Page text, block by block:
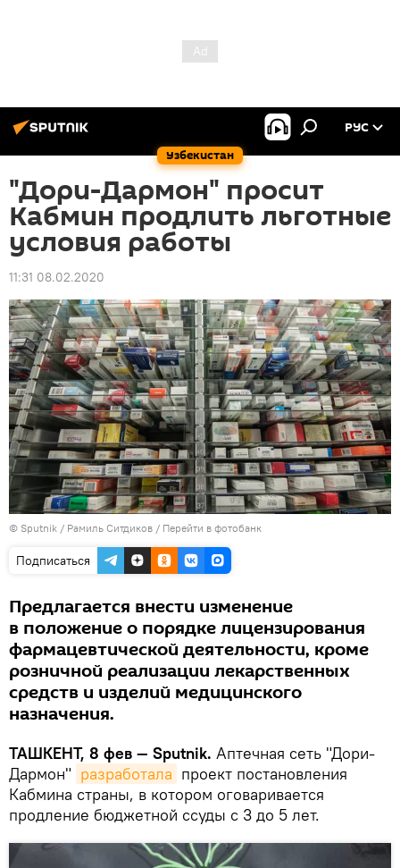
Узбекистан
РУС
"Дори-Дармон" просит
Кабмин продлить льготные
условия работы
11:31 08.02.2020
© Sputnik / Рамиль Ситдиков / Перейти в фотобанк
Подписаться
Предлагается внести изменение
в положение о порядке лицензирования
фармацевтической деятельности, кроме
розничной реализации лекарственных
средств и изделий медицинского
назначения.
ТАШКЕНТ, 8 фев — Sputnik. Аптечная сеть "Дори-
Дармон" разработала проект постановления
Кабмина страны, в котором оговаривается
продление бюджетной ссуды с 3 до 5 лет.